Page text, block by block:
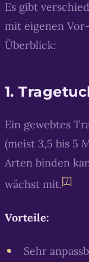
Es gibt
mit eigenen
Überblick:
1.
Ein gewebtes
(meist 3,5 bis 5
Arten binden
wächst mit.[7]
Vorteile:
Sehr